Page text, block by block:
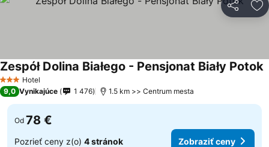
Zdieľať
3 Počet hviezdičiek
Hotel
Zespół Dolina Białego - Pensjonat Biały Potok
9,0 Vynikajúce 1 476 1.5 km >> Centrum mesta
Od 78 €
Pozrieť ceny z(o) 4 stránok Zobraziť ceny